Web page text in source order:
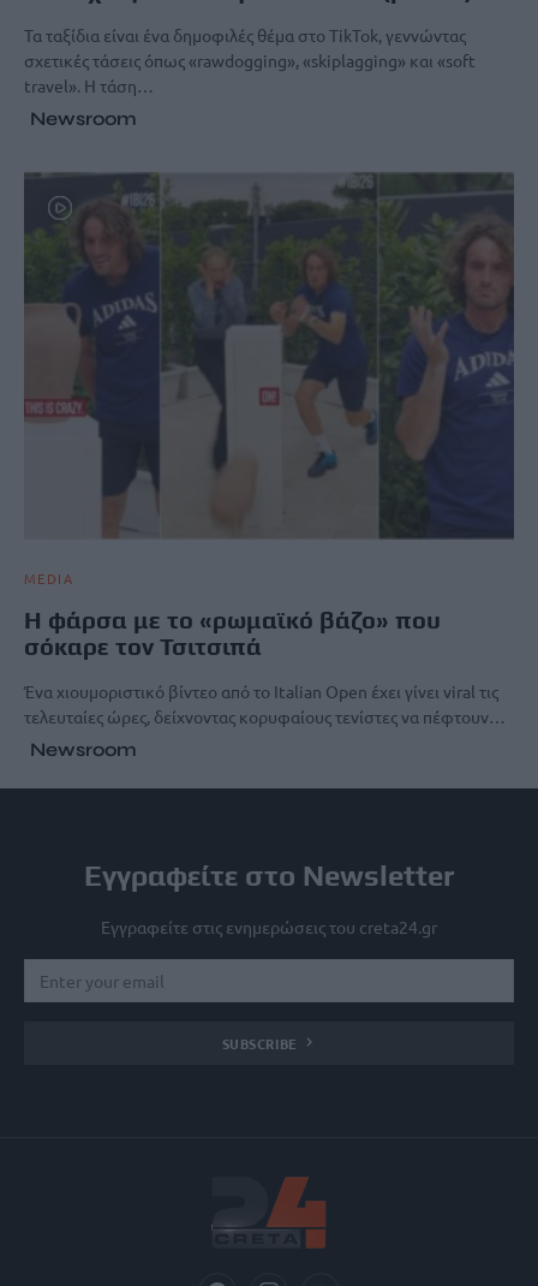
Τα ταξίδια είναι ένα δημοφιλές θέμα στο TikTok, γεννώντας
σχετικές τάσεις όπως «rawdogging», «skiplagging» και «soft
travel». Η τάση…
Newsroom
MEDIA
Η φάρσα με το «ρωμαϊκό βάζο» που
σόκαρε τον Τσιτσιπά
Ένα χιουμοριστικό βίντεο από το Italian Open έχει γίνει viral τις
τελευταίες ώρες, δείχνοντας κορυφαίους τενίστες να πέφτουν…
Newsroom
Εγγραφείτε στο Newsletter
Εγγραφείτε στις ενημερώσεις του creta24.gr
SUBSCRIBE